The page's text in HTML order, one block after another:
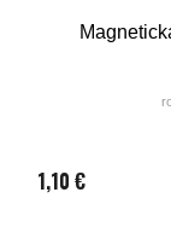
1,10 €